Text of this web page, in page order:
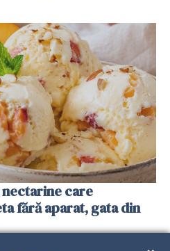
care
fără aparat, gata din